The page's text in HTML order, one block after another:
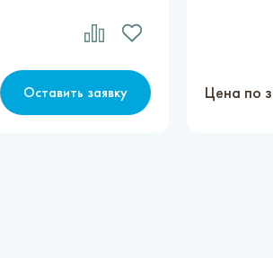
Оставить заявку Цена по